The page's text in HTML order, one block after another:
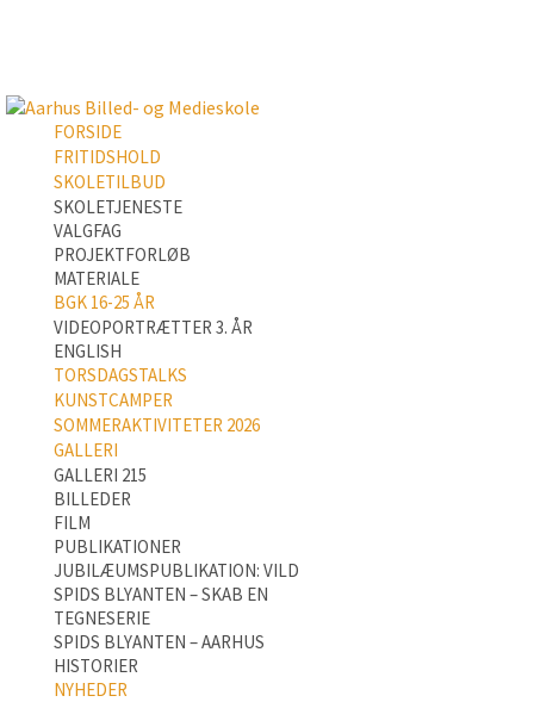
FORSIDE
FRITIDSHOLD
SKOLETILBUD
SKOLETJENESTE
VALGFAG
PROJEKTFORLØB
MATERIALE
BGK 16-25 ÅR
VIDEOPORTRÆTTER 3. ÅR
ENGLISH
TORSDAGSTALKS
KUNSTCAMPER
SOMMERAKTIVITETER 2026
GALLERI
GALLERI 215
BILLEDER
FILM
PUBLIKATIONER
JUBILÆUMSPUBLIKATION: VILD
SPIDS BLYANTEN – SKAB EN
TEGNESERIE
SPIDS BLYANTEN – AARHUS
HISTORIER
NYHEDER